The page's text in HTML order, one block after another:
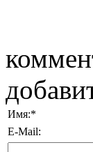
Имя:*
E-Mail: